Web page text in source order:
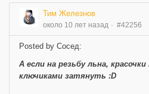
Тим Железнов
около 10 лет назад #42256
Posted by Сосед:
А если на резьбу льна,
ключиками затянуть :D